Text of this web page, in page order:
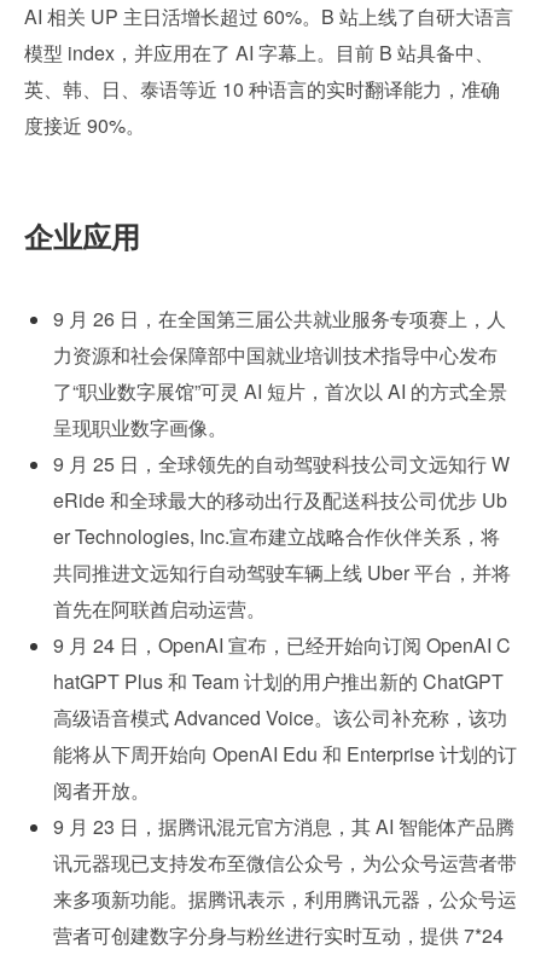
AI 相关 UP 主日活增长超过 60%。B 站上线了自研大语言
模型 index，并应用在了 AI 字幕上。目前 B 站具备中、
英、韩、日、泰语等近 10 种语言的实时翻译能力，准确
度接近 90%。
企业应用
9 月 26 日，在全国第三届公共就业服务专项赛上，人
力资源和社会保障部中国就业培训技术指导中心发布
了“职业数字展馆”可灵 AI 短片，首次以 AI 的方式全景
呈现职业数字画像。
9 月 25 日，全球领先的自动驾驶科技公司文远知行 W
eRide 和全球最大的移动出行及配送科技公司优步 Ub
er Technologies, Inc.宣布建立战略合作伙伴关系，将
共同推进文远知行自动驾驶车辆上线 Uber 平台，并将
首先在阿联酋启动运营。
9 月 24 日，OpenAI 宣布，已经开始向订阅 OpenAI C
hatGPT Plus 和 Team 计划的用户推出新的 ChatGPT
高级语音模式 Advanced Voice。该公司补充称，该功
能将从下周开始向 OpenAI Edu 和 Enterprise 计划的订
阅者开放。
9 月 23 日，据腾讯混元官方消息，其 AI 智能体产品腾
讯元器现已支持发布至微信公众号，为公众号运营者带
来多项新功能。据腾讯表示，利用腾讯元器，公众号运
营者可创建数字分身与粉丝进行实时互动，提供 7*24